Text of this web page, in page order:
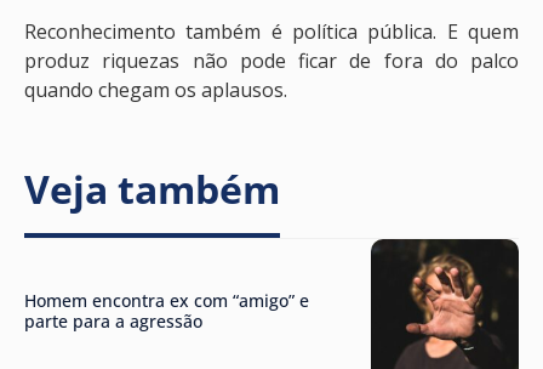
Reconhecimento também é política pública. E quem
produz riquezas não pode ficar de fora do palco
quando chegam os aplausos.
Veja também
Homem encontra ex com “amigo” e
parte para a agressão